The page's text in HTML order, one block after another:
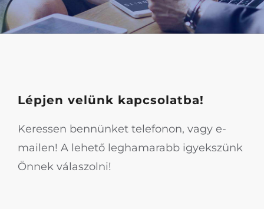
Lépjen velünk kapcsolatba!
Keressen bennünket telefonon, vagy e-
mailen! A lehető leghamarabb igyekszünk
Önnek válaszolni!